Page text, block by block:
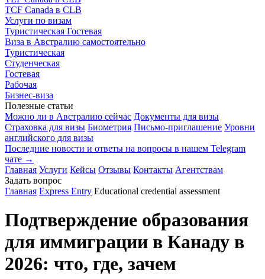
TCF Canada в CLB
Услуги по визам
Туристическая Гостевая
Виза в Австралию самостоятельно
Туристическая
Студенческая
Гостевая
Рабочая
Бизнес-виза
Полезные статьи
Можно ли в Австралию сейчас Документы для визы
Страховка для визы Биометрия Письмо-приглашение Уровни
английского для визы
Последние новости и ответы на вопросы в нашем Telegram
чате →
Главная Услуги Кейсы Отзывы Контакты Агентствам
Задать вопрос
Главная Express Entry Educational credential assessment
Подтверждение образования
для иммиграции в Канаду в
2026: что, где, зачем